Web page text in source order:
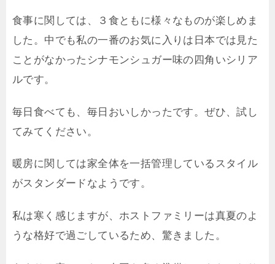
食事に関しては、３食ともに様々なものが楽しめま
した。中でも私の一番のお気に入りは日本では見た
ことがなかったシナモンシュガー味の四角いシリア
ルです。
毎日食べても、毎日おいしかったです。ぜひ、試し
てみてください。
暖房に関しては家全体を一括管理しているスタイル
がスタンダードなようです。
私は寒く感じますが、ホストファミリーは真夏のよ
うな格好で過ごしているため、驚きました。